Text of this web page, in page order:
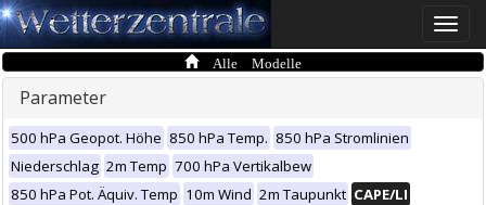
Toggle
Alle Modelle
Parameter
500 hPa Geopot. Höhe 850 hPa Temp. 850 hPa Stromlinien
Niederschlag 2m Temp 700 hPa Vertikalbew
850 hPa Pot. Äquiv. Temp 10m Wind 2m Taupunkt CAPE/LI